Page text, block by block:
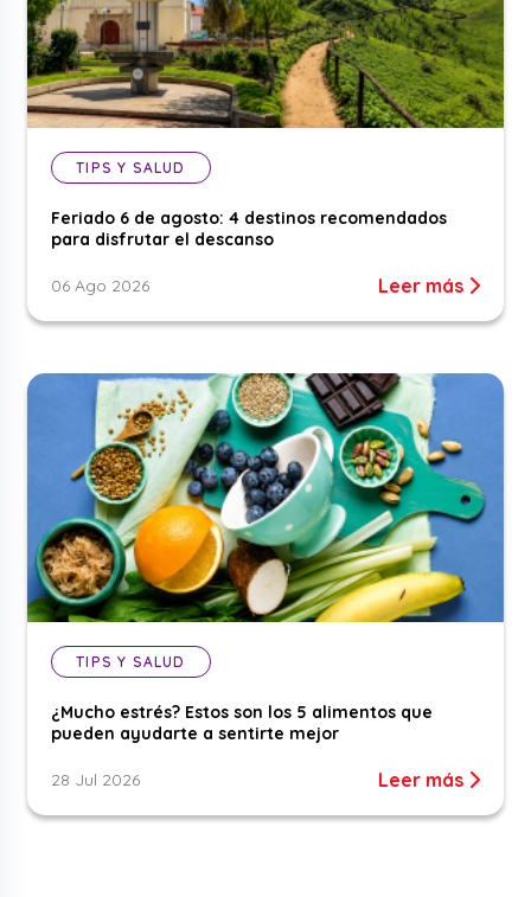
TIPS Y SALUD
Feriado 6 de agosto: 4 destinos recomendados
para disfrutar el descanso
06 Ago 2026 Leer más
TIPS Y SALUD
¿Mucho estrés? Estos son los 5 alimentos que
pueden ayudarte a sentirte mejor
28 Jul 2026 Leer más